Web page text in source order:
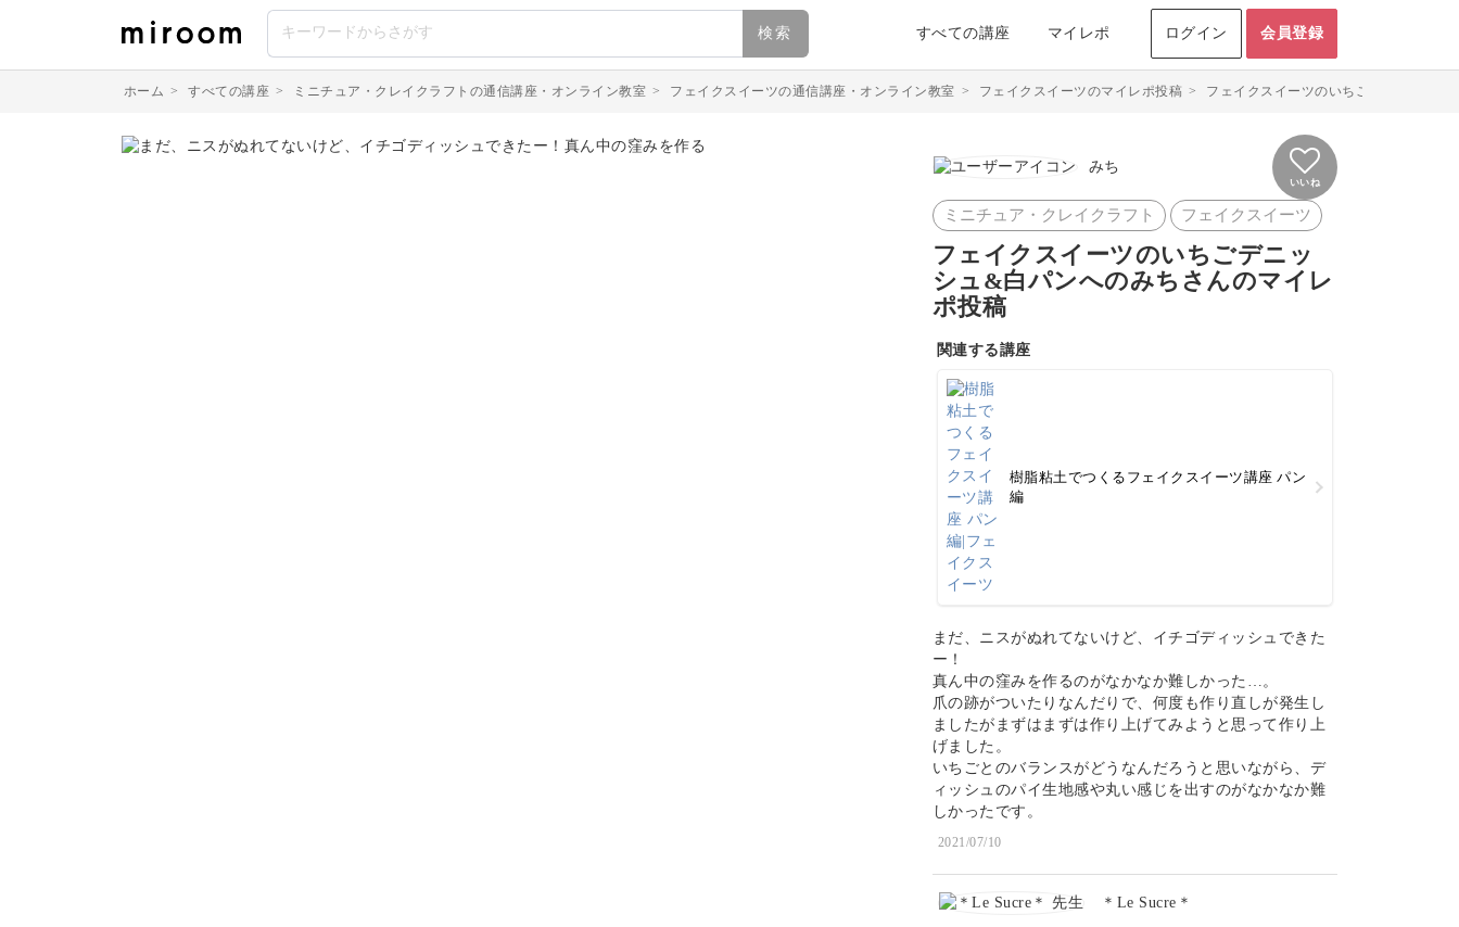
検索 すべての講座 マイレポ ログイン 会員登録
ホーム > すべての講座 > ミニチュア・クレイクラフトの通信講座・オンライン教室 > フェイクスイーツの通信講座・オンライン教室 > フェイクスイーツのマイレポ投稿 > フェイクスイーツのいちごデニッシュ&
みち
いいね
ミニチュア・クレイクラフト フェイクスイーツ
フェイクスイーツのいちごデニッ
シュ&白パンへのみちさんのマイレ
ポ投稿
関連する講座
樹脂粘土でつくるフェイクスイーツ講座 パン
編
まだ、ニスがぬれてないけど、イチゴディッシュできた
ー！
真ん中の窪みを作るのがなかなか難しかった…。
爪の跡がついたりなんだりで、何度も作り直しが発生し
ましたがまずはまずは作り上げてみようと思って作り上
げました。
いちごとのバランスがどうなんだろうと思いながら、デ
ィッシュのパイ生地感や丸い感じを出すのがなかなか難
しかったです。
2021/07/10
＊Le Sucre＊